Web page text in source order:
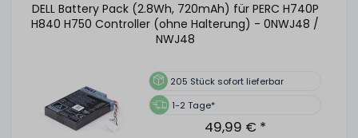
DELL Battery Pack (2.8Wh, 720mAh) für PERC H740P
H840 H750 Controller (ohne Halterung) - 0NWJ48 /
NWJ48
205 Stück sofort lieferbar
1-2 Tage*
49,99 € *